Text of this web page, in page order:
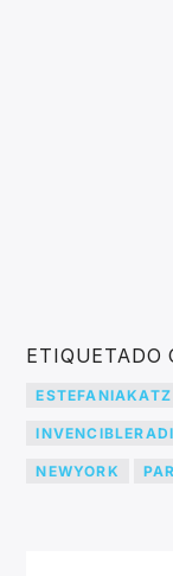
ETIQUETADO
ESTEFANIAKATZ
NEWYORK